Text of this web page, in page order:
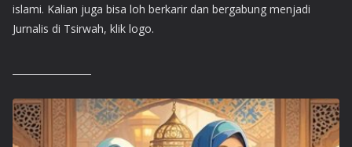
islami. Kalian juga bisa loh berkarir dan bergabung menjadi
Jurnalis di Tsirwah, klik logo.